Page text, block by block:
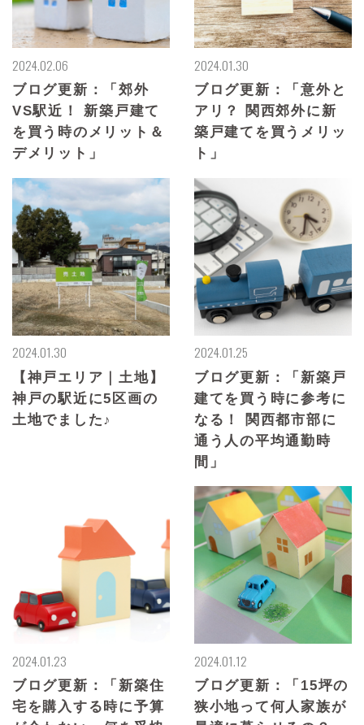
2024.02.06
ブログ更新：「郊外
VS駅近！ 新築戸建て
を買う時のメリット＆
デメリット」
2024.01.30
ブログ更新：「意外と
アリ？ 関西郊外に新
築戸建てを買うメリッ
ト」
2024.01.30
【神戸エリア｜土地】
神戸の駅近に5区画の
土地でました♪
2024.01.25
ブログ更新：「新築戸
建てを買う時に参考に
なる！ 関西都市部に
通う人の平均通勤時
間」
2024.01.23
ブログ更新：「新築住
宅を購入する時に予算
2024.01.12
ブログ更新：「15坪の
狭小地って何人家族が